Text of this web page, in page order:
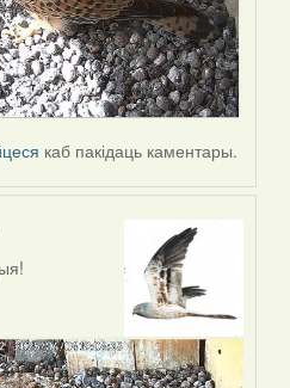
каб пакідаць каментары.